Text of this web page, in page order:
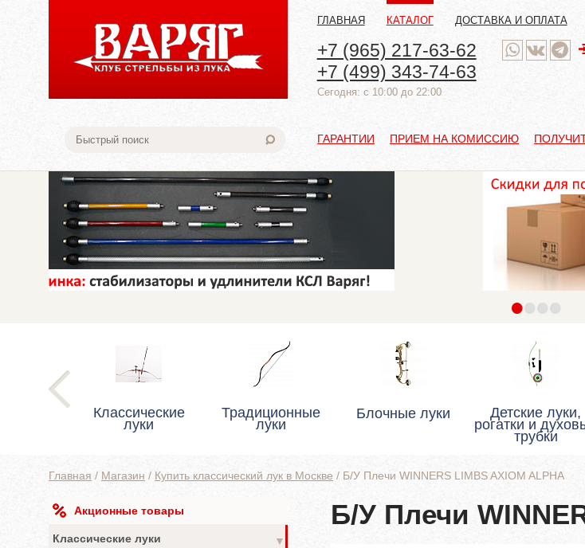
ГЛАВНАЯ КАТАЛОГ ДОСТАВКА И ОПЛАТА
+7 (965) 217-63-62
+7 (499) 343-74-63
Cегодня: с 10:00 до 22:00
ГАРАНТИИ ПРИЕМ НА КОМИССИЮ
••••
Классические
луки
Традиционные
луки
Блочные луки Детские луки,
рогатки и
трубки
Главная / Магазин / Купить классический лук в Москве / Б/У Плечи WINNERS LIMBS AXIOM ALPHA
Акционные товары
Классические луки
▼
Б/У Плечи